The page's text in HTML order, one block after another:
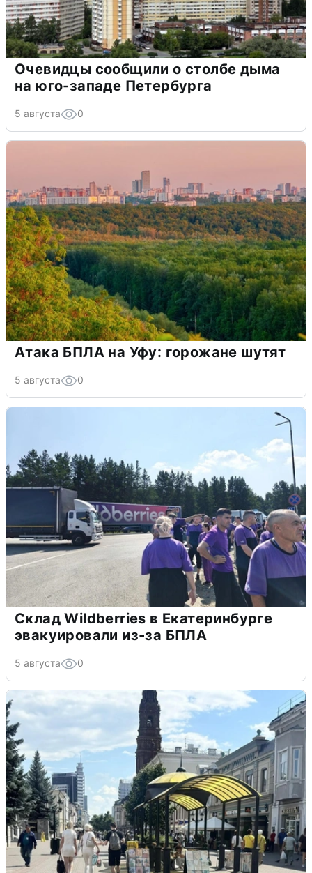
Очевидцы сообщили о столбе дыма
на юго-западе Петербурга
5 августа 0
Атака БПЛА на Уфу: горожане шутят
5 августа 0
Склад Wildberries в Екатеринбурге
эвакуировали из-за БПЛА
5 августа 0